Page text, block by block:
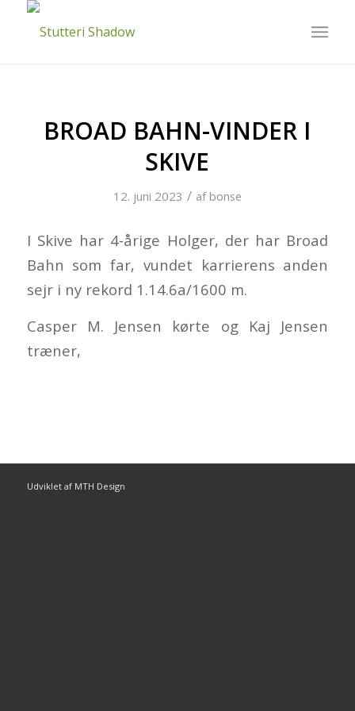
BROAD BAHN-VINDER I
SKIVE
12. juni 2023 / afbonse
I Skive har 4-årige Holger, der har Broad
Bahn som far, vundet karrierens anden
sejr i ny rekord 1.14.6a/1600 m.
Casper M. Jensen kørte og Kaj Jensen
træner,
Udviklet af MTH Design